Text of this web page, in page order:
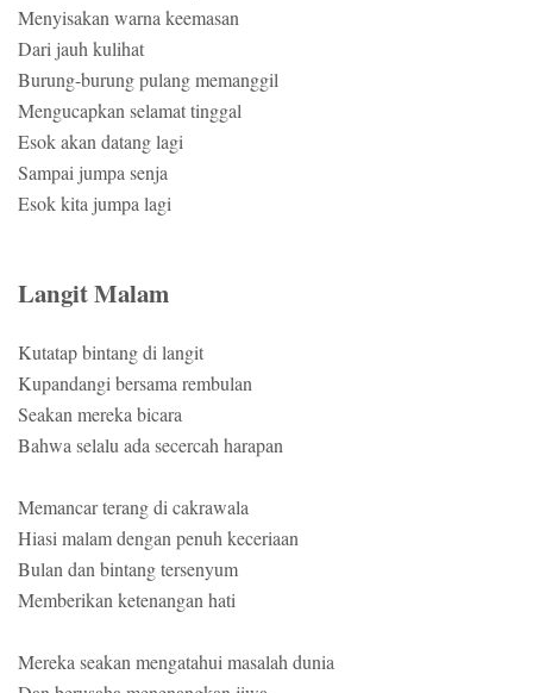
Menyisakan warna keemasan
Dari jauh kulihat
Burung-burung pulang memanggil
Mengucapkan selamat tinggal
Esok akan datang lagi
Sampai jumpa senja
Esok kita jumpa lagi
Langit Malam
Kutatap bintang di langit
Kupandangi bersama rembulan
Seakan mereka bicara
Bahwa selalu ada secercah harapan
Memancar terang di cakrawala
Hiasi malam dengan penuh keceriaan
Bulan dan bintang tersenyum
Memberikan ketenangan hati
Mereka seakan mengatahui masalah dunia